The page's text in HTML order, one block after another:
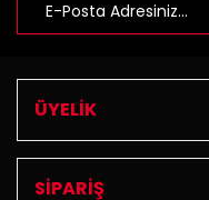
ÜYELİK
SİPARİŞ